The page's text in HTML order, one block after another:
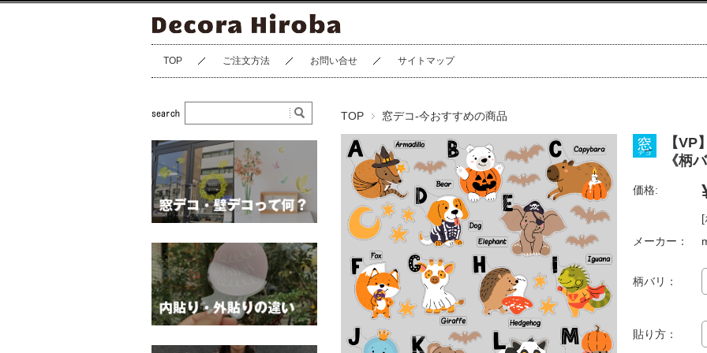
TOP ご注文方法 お問い合せ サイトマップ
TOP 窓デコ-今おすすめの商品
【
《柄
価格:
メーカー：
柄バリ：
貼り方：